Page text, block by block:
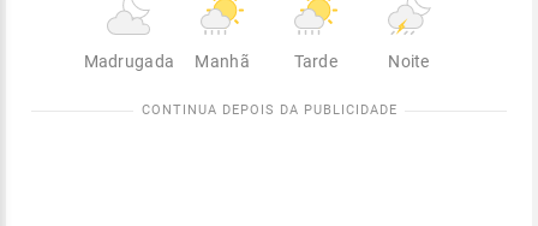
Madrugada Manhã Tarde Noite